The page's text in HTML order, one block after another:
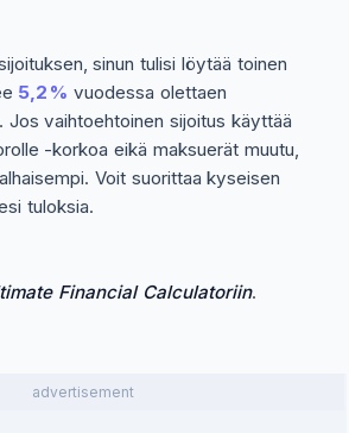
sinun tulisi löytää toinen
5,2 % vuodessa olettaen
Jos vaihtoehtoinen sijoitus käyttää
-korkoa eikä maksuerät muutu,
Voit suorittaa kyseisen
tuloksia.
Financial Calculatoriin.
advertisement